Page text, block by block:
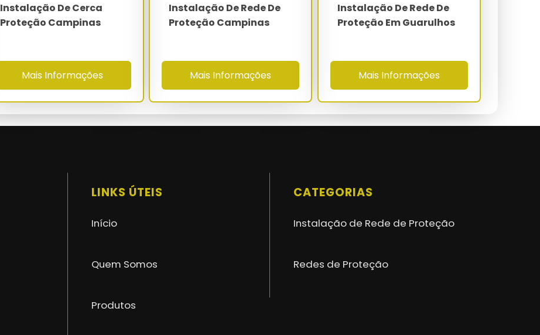
2.0 mm a 3.5 mm
Aço galvanizado a fogo 3.0 mm
máximo de 30 cm
-40°C a 80°C
Instalação De Cerca
Proteção Campinas
Mais Informações
Instalação De Rede De
Proteção Campinas
Mais Informações
Instalação De Rede De
Proteção Em Guarulhos
Mais Informações
LINKS ÚTEIS
Início
Quem Somos
Produtos
CATEGORIAS
Instalação de Rede de Proteção
Redes de Proteção